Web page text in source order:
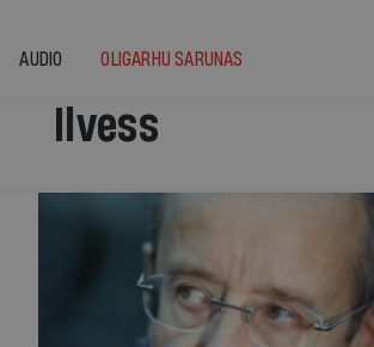
AUDIO OLIGARHU SARUNAS
Ilvess